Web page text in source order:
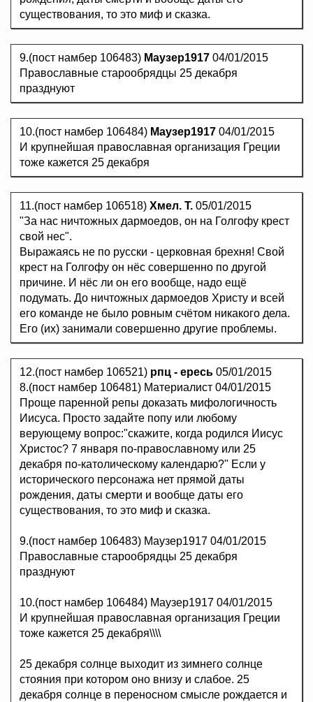
существования, то это миф и сказка.
9.(пост намбер 106483) Маузер1917 04/01/2015
Православные старообрядцы 25 декабря
празднуют
10.(пост намбер 106484) Маузер1917 04/01/2015
И крупнейшая православная организация Греции
тоже кажется 25 декабря
11.(пост намбер 106518) Хмел. Т. 05/01/2015
"За нас ничтожных дармоедов, он на Голгофу крест
свой нес".
Выражаясь не по русски - церковная брехня! Свой
крест на Голгофу он нёс совершенно по другой
причине. И нёс ли он его вообще, надо ещё
подумать. До ничтожных дармоедов Христу и всей
его команде не было ровным счётом никакого дела.
Его (их) занимали совершенно другие проблемы.
12.(пост намбер 106521) рпц - ересь 05/01/2015
8.(пост намбер 106481) Материалист 04/01/2015
Проще паренной репы доказать мифологичность
Иисуса. Просто задайте попу или любому
верующему вопрос:"скажите, когда родился Иисус
Христос? 7 января по-православному или 25
декабря по-католическому календарю?" Если у
исторического персонажа нет прямой даты
рождения, даты смерти и вообще даты его
существования, то это миф и сказка.
9.(пост намбер 106483) Маузер1917 04/01/2015
Православные старообрядцы 25 декабря
празднуют
10.(пост намбер 106484) Маузер1917 04/01/2015
И крупнейшая православная организация Греции
тоже кажется 25 декабря\\\\
25 декабря солнце выходит из зимнего солнце
стояния при котором оно внизу и слабое. 25
декабря солнце в переносном смысле рождается и